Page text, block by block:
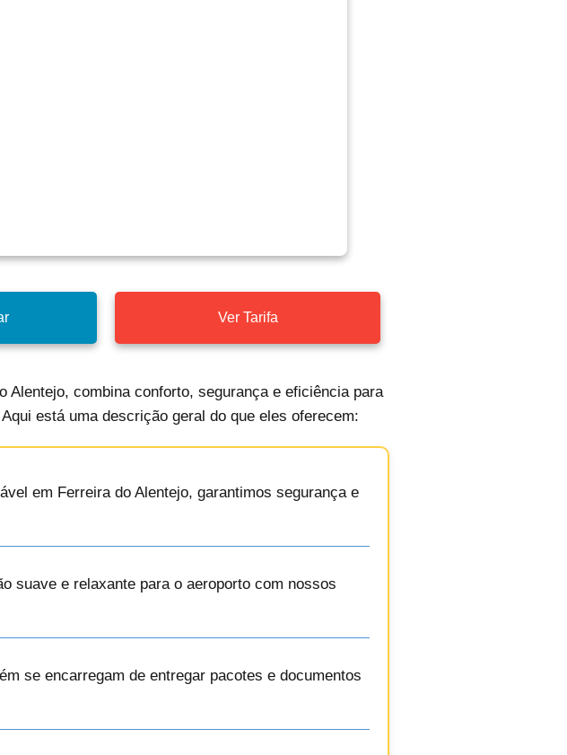
Ver Tarifa
Alentejo, combina conforto, segurança e eficiência para
está uma descrição geral do que eles oferecem:
em Ferreira do Alentejo, garantimos segurança e
suave e relaxante para o aeroporto com nossos
se encarregam de entregar pacotes e documentos